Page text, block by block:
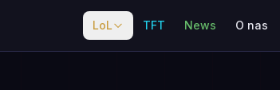
LoL TFT News O nas